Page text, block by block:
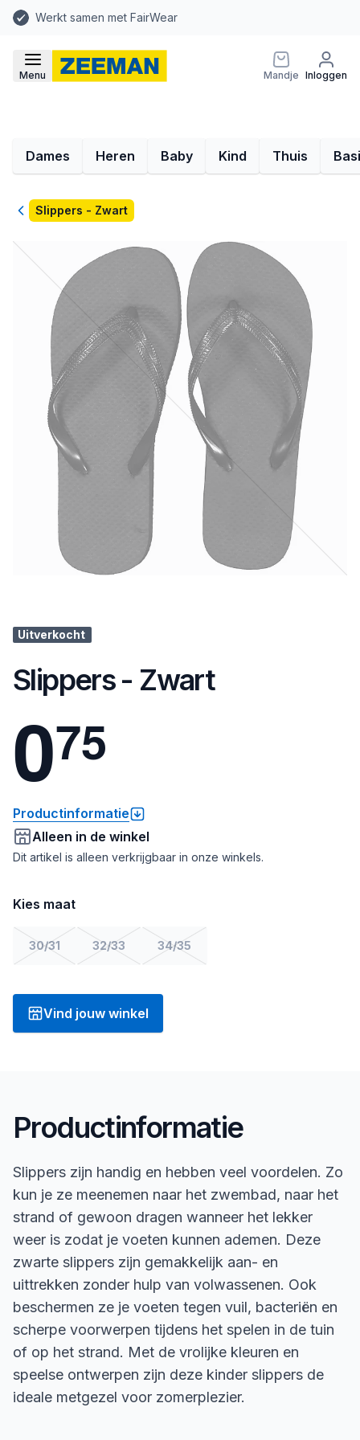
Werkt samen met FairWear
Menu Mandje Inloggen
Dames Heren Baby Kind Thuis
TerugSlippers - Zwart
Uitverkocht
Slippers - Zwart
075
Productinformatie
Alleen in de winkel
Dit artikel is alleen verkrijgbaar in onze winkels.
Kies maat
30/31 32/33 34/35
Vind jouw winkel
Productinformatie
Slippers zijn handig en hebben veel voordelen. Zo
kun je ze meenemen naar het zwembad, naar het
strand of gewoon dragen wanneer het lekker
weer is zodat je voeten kunnen ademen. Deze
zwarte slippers zijn gemakkelijk aan- en
uittrekken zonder hulp van volwassenen. Ook
beschermen ze je voeten tegen vuil, bacteriën en
scherpe voorwerpen tijdens het spelen in de tuin
of op het strand. Met de vrolijke kleuren en
speelse ontwerpen zijn deze kinder slippers de
ideale metgezel voor zomerplezier.